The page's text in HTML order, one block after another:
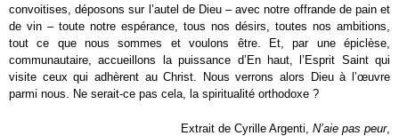
convoitises, déposons sur l’autel de Dieu – avec notre offrande de pain et
de vin – toute notre espérance, tous nos désirs, toutes nos ambitions,
tout ce que nous sommes et voulons être. Et, par une épiclèse,
communautaire, accueillons la puissance d’En haut, l’Esprit Saint qui
visite ceux qui adhèrent au Christ. Nous verrons alors Dieu à l’œuvre
parmi nous. Ne serait-ce pas cela, la spiritualité orthodoxe ?
Extrait de Cyrille Argenti, N’aie pas peur,